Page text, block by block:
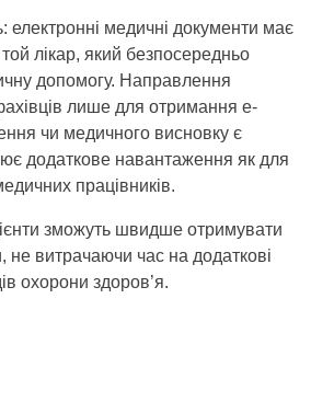
медичні документи має
лікар, який безпосередньо
допомогу. Направлення
лише для отримання е-
чи медичного висновку є
додаткове навантаження як для
працівників.
зможуть швидше отримувати
не витрачаючи час на додаткові
охорони здоров’я.